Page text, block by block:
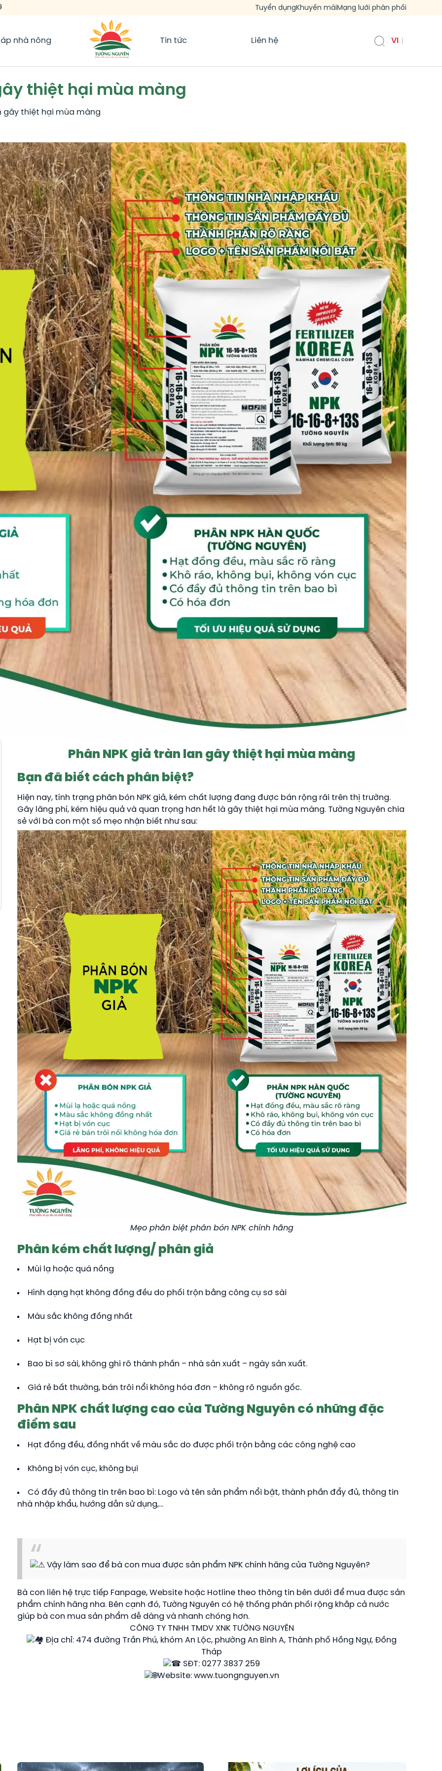
Tuyển dụng Khuyến mãi Mạng lưới phân phối
nhà nông Tin tức Liên hệ VI
thiệt hại mùa màng
gây thiệt hại mùa màng
Phân NPK giả tràn lan gây thiệt hại mùa màng
Bạn đã biết cách phân biệt?
Hiện nay, tính trạng phân bón NPK giả, kém chất lượng đang được bán rộng rãi trên thị trường.
Gây lãng phí, kém hiệu quả và quan trọng hơn hết là gây thiệt hại mùa màng. Tường Nguyên chia
sẻ với bà con một số mẹo nhận biết như sau:
Mẹo phân biệt phân bón NPK chính hãng
Phân kém chất lượng/ phân giả
Mùi lạ hoặc quá nồng
Hình dạng hạt không đồng đều do phối trộn bằng công cụ sơ sài
Màu sắc không đồng nhất
Hạt bị vón cục
Bao bì sơ sài, không ghi rõ thành phần – nhà sản xuất – ngày sản xuất.
Giá rẻ bất thường, bán trôi nổi không hóa đơn – không rõ nguồn gốc.
Phân NPK chất lượng cao của Tường Nguyên có những đặc
điểm sau
Hạt đồng đều, đồng nhất về màu sắc do được phối trộn bằng các công nghệ cao
Không bị vón cục, không bụi
Có đầy đủ thông tin trên bao bì: Logo và tên sản phẩm nổi bật, thành phần đẩy đủ, thông tin
nhà nhập khẩu, hướng dẫn sử dụng,…
Vậy làm sao để bà con mua được sản phẩm NPK chính hãng của Tường Nguyên?
Bà con liên hệ trực tiếp Fanpage, Website hoặc Hotline theo thông tin bên dưới để mua được sản
phẩm chính hãng nha. Bên cạnh đó, Tường Nguyên có hệ thống phân phối rộng khắp cả nước
giúp bà con mua sản phẩm dễ dàng và nhanh chóng hơn.
CÔNG TY TNHH TMDV XNK TƯỜNG NGUYÊN
Địa chỉ: 474 đường Trần Phú, khóm An Lộc, phường An Bình A, Thành phố Hồng Ngự, Đồng
Tháp
SĐT: 0277 3837 259
Website: www.tuongnguyen.vn